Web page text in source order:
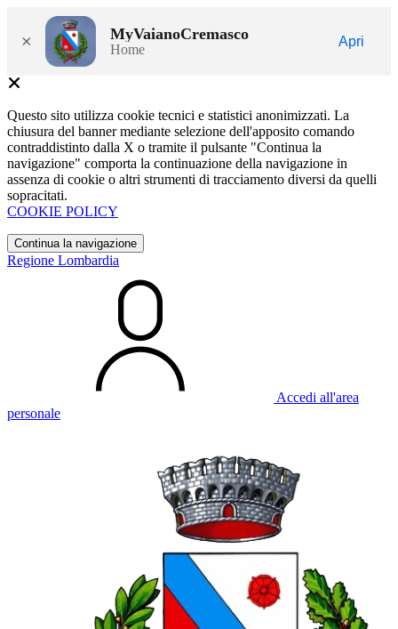
× MyVaianoCremasco
Home
Apri
Questo sito utilizza cookie tecnici e statistici anonimizzati. La
chiusura del banner mediante selezione dell'apposito comando
contraddistinto dalla X o tramite il pulsante "Continua la
navigazione" comporta la continuazione della navigazione in
assenza di cookie o altri strumenti di tracciamento diversi da quelli
sopracitati.
COOKIE POLICY
Continua la navigazione
Regione Lombardia
Accedi all'area
personale